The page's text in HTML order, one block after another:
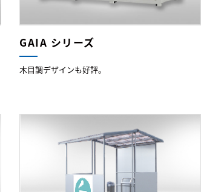
GAIA シリーズ
木目調デザインも好評。